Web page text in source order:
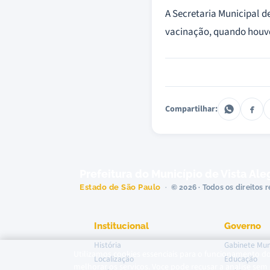
A Secretaria Municipal
vacinação, quando
Compartilhar:
Estado de São Paulo © 2026 · Todos os direitos
Institucional
História
Localização
Governo
Gabinete
Educação
Utilizamos cookies essenciais para o funcionamento
melhorar os servicos. Voce pode recusar a analise